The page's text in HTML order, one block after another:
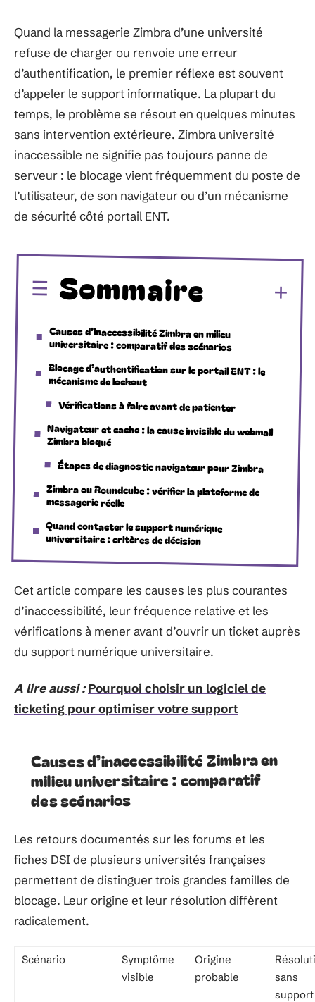
Quand la messagerie Zimbra d’une université
refuse de charger ou renvoie une erreur
d’authentification, le premier réflexe est souvent
d’appeler le support informatique. La plupart du
temps, le problème se résout en quelques minutes
sans intervention extérieure. Zimbra université
inaccessible ne signifie pas toujours panne de
serveur : le blocage vient fréquemment du poste de
l’utilisateur, de son navigateur ou d’un mécanisme
de sécurité côté portail ENT.
Sommaire
Causes d’inaccessibilité Zimbra en milieu
universitaire : comparatif des scénarios
Blocage d’authentification sur le portail ENT : le
mécanisme de lockout
Vérifications à faire avant de patienter
Navigateur et cache : la cause invisible du webmail
Zimbra bloqué
Étapes de diagnostic navigateur pour Zimbra
Zimbra ou Roundcube : vérifier la plateforme de
messagerie réelle
Quand contacter le support numérique
universitaire : critères de décision
Cet article compare les causes les plus courantes
d’inaccessibilité, leur fréquence relative et les
vérifications à mener avant d’ouvrir un ticket auprès
du support numérique universitaire.
A lire aussi : Pourquoi choisir un logiciel de
ticketing pour optimiser votre support
Causes d’inaccessibilité Zimbra en
milieu universitaire : comparatif
des scénarios
Les retours documentés sur les forums et les
fiches DSI de plusieurs universités françaises
permettent de distinguer trois grandes familles de
blocage. Leur origine et leur résolution diffèrent
radicalement.
Scénario
Symptôme
visible
Origine
probable
sans
support